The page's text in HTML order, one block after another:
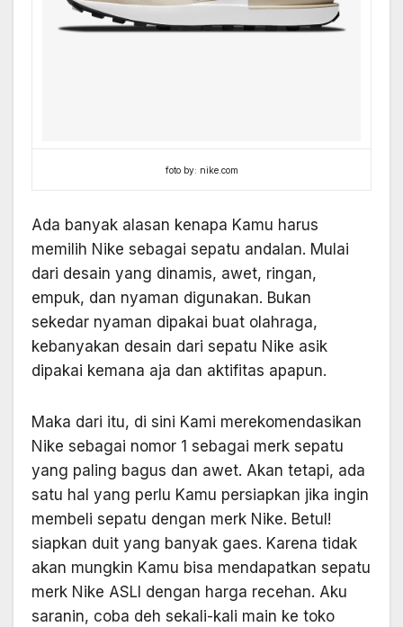
foto by: nike.com
Ada banyak alasan kenapa Kamu harus
memilih Nike sebagai sepatu andalan. Mulai
dari desain yang dinamis, awet, ringan,
empuk, dan nyaman digunakan. Bukan
sekedar nyaman dipakai buat olahraga,
kebanyakan desain dari sepatu Nike asik
dipakai kemana aja dan aktifitas apapun.
Maka dari itu, di sini Kami merekomendasikan
Nike sebagai nomor 1 sebagai merk sepatu
yang paling bagus dan awet. Akan tetapi, ada
satu hal yang perlu Kamu persiapkan jika ingin
membeli sepatu dengan merk Nike. Betul!
siapkan duit yang banyak gaes. Karena tidak
akan mungkin Kamu bisa mendapatkan sepatu
merk Nike ASLI dengan harga recehan. Aku
saranin, coba deh sekali-kali main ke toko